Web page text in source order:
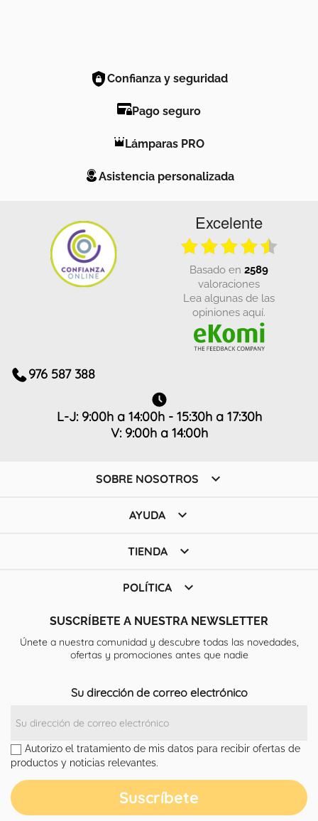
Confianza y seguridad
Pago seguro
Lámparas PRO
Asistencia personalizada
Excelente
basado en 2589
valoraciones
Lea algunas de las
opiniones aquí.
976 587 388
L-J: 9:00h a 14:00h - 15:30h a 17:30h
V: 9:00h a 14:00h
SOBRE NOSOTROS 
AYUDA 
TIENDA 
POLÍTICA 
SUSCRÍBETE A NUESTRA NEWSLETTER
Únete a nuestra comunidad y descubre todas las novedades,
ofertas y promociones antes que nadie
Su dirección de correo electrónico
Autorizo el tratamiento de mis datos para recibir ofertas de
productos y noticias relevantes.